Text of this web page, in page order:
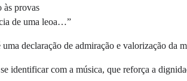
às provas
de uma leoa…”
declaração de admiração e valorização da
identificar com a música, que reforça a